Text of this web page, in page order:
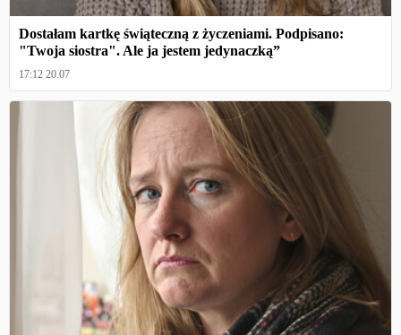
Dostałam kartkę świąteczną z życzeniami. Podpisano:
"Twoja siostra". Ale ja jestem jedynaczką”
17:12 20.07